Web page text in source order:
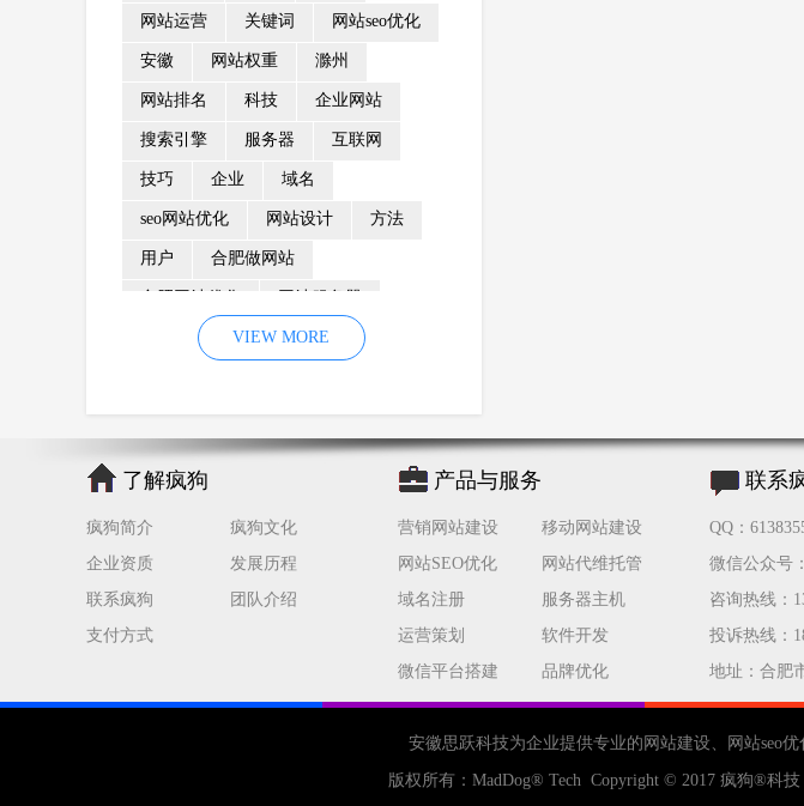
网站运营 关键词 网站seo优化
安徽 网站权重 滁州
网站排名 科技 企业网站
搜索引擎 服务器 互联网
技巧 企业 域名
seo网站优化 网站设计 方法
用户 合肥做网站
优化 网站降权
企业网站建设 效果 页面
网络营销 因素 网络公司
网站流量
百度优化 网站收录
网站seo 专业
VIEW MORE
了解疯狗
疯狗简介
疯狗文化
企业资质
发展历程
联系疯狗
团队介绍
支付方式
产品与服务
营销网站建设
移动网站建设
网站SEO优化
网站代维托管
域名注册
服务器主机
运营策划
软件开发
微信平台搭建
品牌优化
联系
QQ：
微信公众号
咨询热线：
投诉热线：
地址：合肥
安徽思跃科技为企业提供专业的 网站建设 、 网站seo优
版权所有： MadDog® Tech Copyright © 2017 疯狗®科技